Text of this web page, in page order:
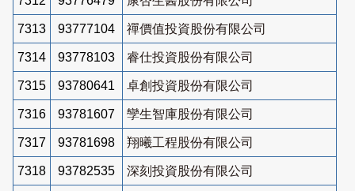
7313 93777104 禪價值投資股份有限公司
7314 93778103 睿仕投資股份有限公司
7315 93780641 卓創投資股份有限公司
7316 93781607 孿生智庫股份有限公司
7317 93781698 翔曦工程股份有限公司
7318 93782535 深刻投資股份有限公司